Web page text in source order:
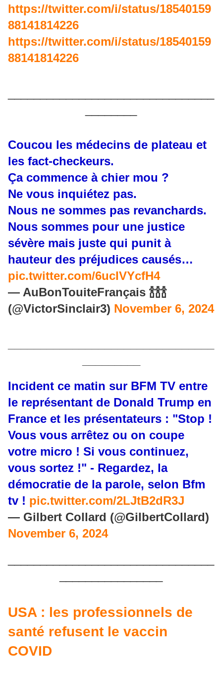
https://twitter.com/i/status/18540159
88141814226
https://twitter.com/i/status/18540159
88141814226
Coucou les médecins de plateau et
les fact-checkeurs.
Ça commence à chier mou ?
Ne vous inquiétez pas.
Nous ne sommes pas revanchards.
Nous sommes pour une justice
sévère mais juste qui punit à
hauteur des préjudices causés…
pic.twitter.com/6ucIVYcfH4
— AuBonTouiteFrançais 🍾🍾🍾
(@VictorSinclair3) November 6, 2024
Incident ce matin sur BFM TV entre
le représentant de Donald Trump en
France et les présentateurs : "Stop !
Vous vous arrêtez ou on coupe
votre micro ! Si vous continuez,
vous sortez !" - Regardez, la
démocratie de la parole, selon Bfm
tv ! pic.twitter.com/2LJtB2dR3J
— Gilbert Collard (@GilbertCollard)
November 6, 2024
USA : les professionnels de
santé refusent le vaccin
COVID